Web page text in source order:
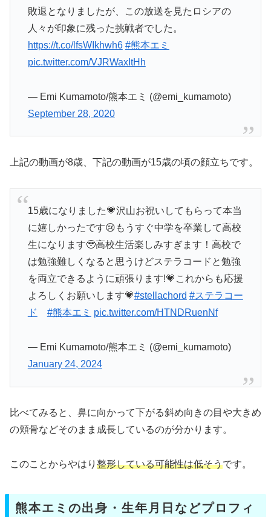
敗退となりましたが、この放送を見たロシアの
人々が印象に残った挑戦者でした。
https://t.co/lfsWIkhwh6 #熊本エミ
pic.twitter.com/VJRWaxItHh
— Emi Kumamoto/熊本エミ (@emi_kumamoto)
September 28, 2020
上記の動画が8歳、下記の動画が15歳の頃の顔立ちです。
15歳になりました💗沢山お祝いしてもらって本当
に嬉しかったです😢もうすぐ中学を卒業して高校
生になります🥹高校生活楽しみすぎます！高校で
は勉強難しくなると思うけどステラコードと勉強
を両立できるように頑張ります!💗これからも応援
よろしくお願いします💗#stellachord #ステラコー
ド
#熊本エミ pic.twitter.com/HTNDRuenNf
— Emi Kumamoto/熊本エミ (@emi_kumamoto)
January 24, 2024
比べてみると、鼻に向かって下がる斜め向きの目や大きめ
の頬骨などそのまま成長しているのが分かります。
このことからやはり 整形している可能性は低そうです。
熊本エミの出身・生年月日などプロフィ